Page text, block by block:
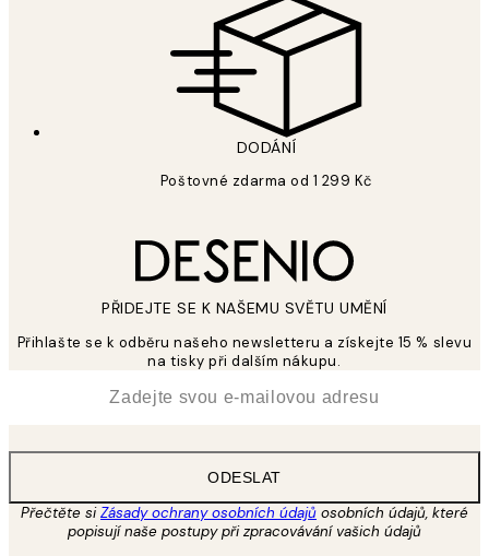
DODÁNÍ
Poštovné zdarma od 1 299 Kč
PŘIDEJTE SE K NAŠEMU SVĚTU UMĚNÍ
Přihlašte se k odběru našeho newsletteru a získejte 15 % slevu
na tisky při dalším nákupu.
ODESLAT
Přečtěte siZásady ochrany osobních údajů osobních údajů, které
popisují naše postupy při zpracovávání vašich údajů